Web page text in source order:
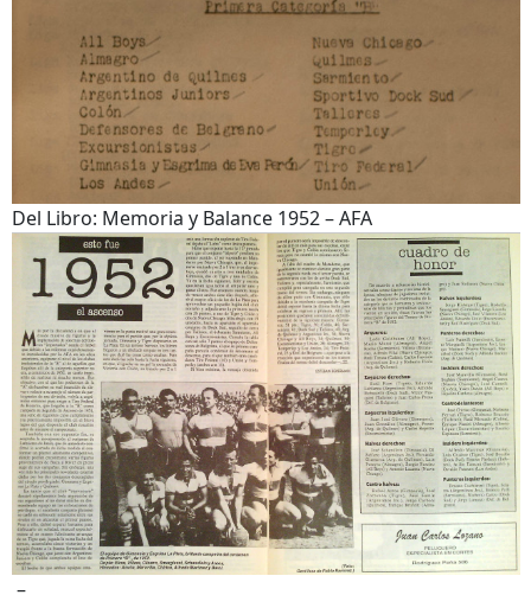
Del Libro: Memoria y Balance 1952 – AFA
–